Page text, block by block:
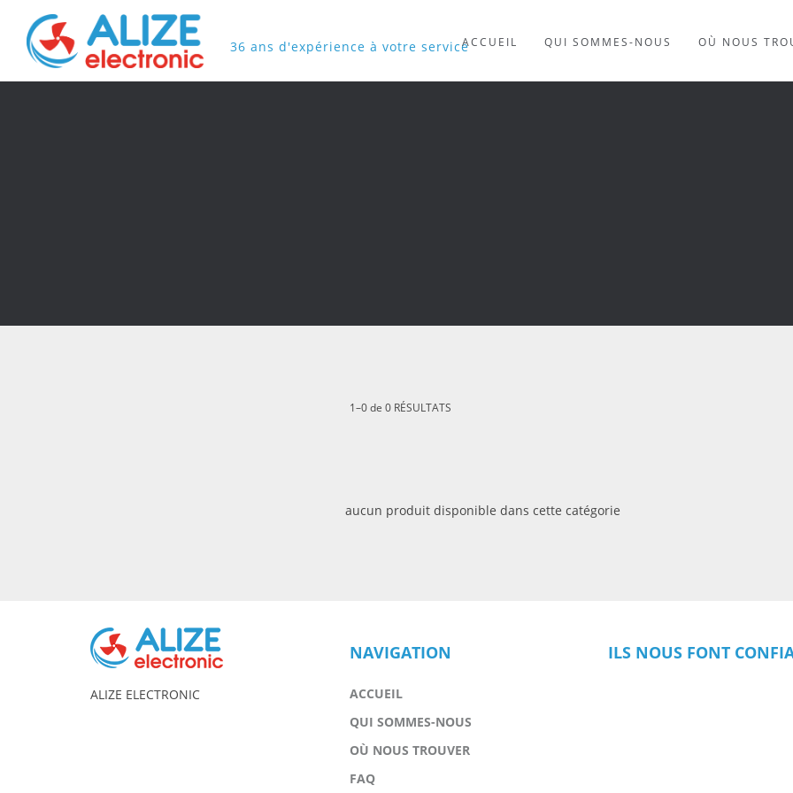
36 ans d'expérience à votre serviceACCUEIL QUI SOMMES-NOUS OÙ NOUS
1–0 de 0 RÉSULTATS
aucun produit disponible dans cette catégorie
ALIZE ELECTRONIC
NAVIGATION
ACCUEIL
QUI SOMMES-NOUS
OÙ NOUS TROUVER
FAQ
ILS NOUS FONT